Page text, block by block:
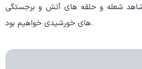
شعله و حلقه های آتش و برجستگی
های خورشیدی خواهیم بود.